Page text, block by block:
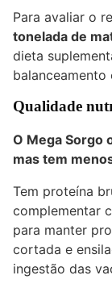
Para avaliar o
tonelada de
dieta
Qualidade
O Mega Sorgo
mas tem
Tem proteína
complementar
para manter
cortada e
ingestão das